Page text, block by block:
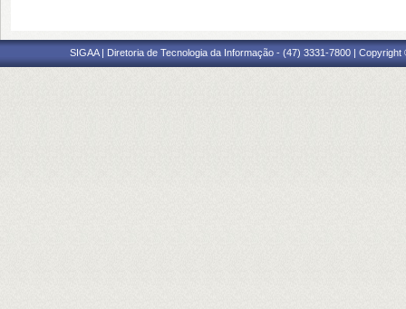
SIGAA | Diretoria de Tecnologia da Informação - (47) 3331-7800 |